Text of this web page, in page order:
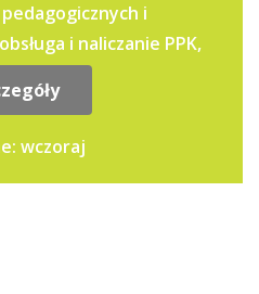
i
i naliczanie PPK,
do ZUS, Urzędu...
wczoraj